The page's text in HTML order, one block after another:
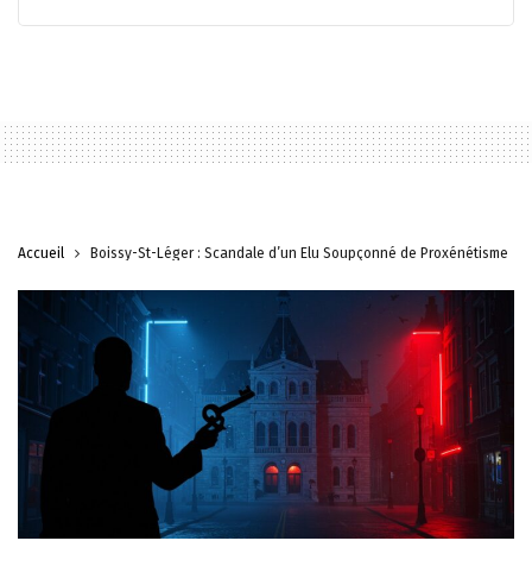
Accueil Boissy-St-Léger : Scandale d’un Élu Soupçonné de Proxénétisme